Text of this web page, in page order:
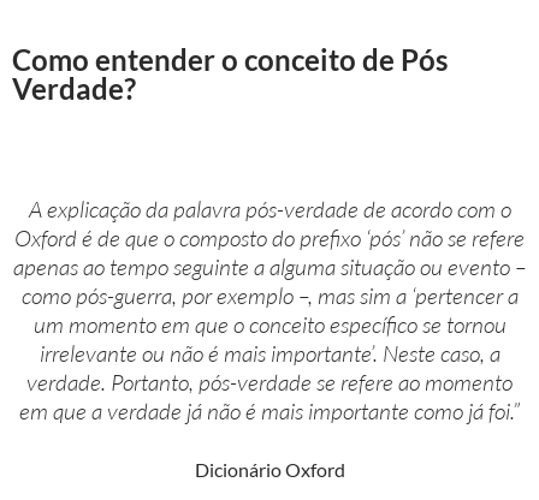
Como entender o conceito de Pós
Verdade?
A explicação da palavra pós-verdade de acordo com o
Oxford é de que o composto do prefixo ‘pós’ não se refere
apenas ao tempo seguinte a alguma situação ou evento –
como pós-guerra, por exemplo –, mas sim a ‘pertencer a
um momento em que o conceito específico se tornou
irrelevante ou não é mais importante’. Neste caso, a
verdade. Portanto, pós-verdade se refere ao momento
em que a verdade já não é mais importante como já foi.”
Dicionário Oxford